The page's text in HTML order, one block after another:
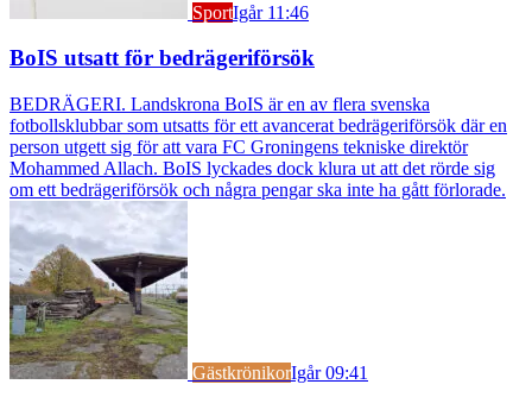
SportIgår 11:46
BoIS utsatt för bedrägeriförsök
BEDRÄGERI. Landskrona BoIS är en av flera svenska
fotbollsklubbar som utsatts för ett avancerat bedrägeriförsök där en
person utgett sig för att vara FC Groningens tekniske direktör
Mohammed Allach. BoIS lyckades dock klura ut att det rörde sig
om ett bedrägeriförsök och några pengar ska inte ha gått förlorade.
GästkrönikorIgår 09:41